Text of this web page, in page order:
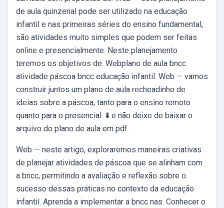
de aula quinzenal pode ser utilizado na educação
infantil e nas primeiras séries do ensino fundamental,
são atividades muito simples que podem ser feitas
online e presencialmente. Neste planejamento
teremos os objetivos de. Webplano de aula bncc
atividade páscoa bncc educação infantil. Web — vamos
construir juntos um plano de aula recheadinho de
ideias sobre a páscoa, tanto para o ensino remoto
quanto para o presencial. ⬇️ e não deixe de baixar o
arquivo do plano de aula em pdf.
Web — neste artigo, exploraremos maneiras criativas
de planejar atividades de páscoa que se alinham com
a bncc, permitindo a avaliação e reflexão sobre o
sucesso dessas práticas no contexto da educação
infantil. Aprenda a implementar a bncc nas. Conhecer o